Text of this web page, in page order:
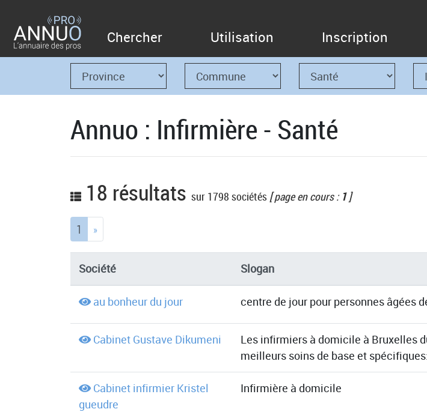
Chercher Utilisation Inscription
Annuo : Infirmière - Santé
18 résultats sur 1798 sociétés [ page en cours : 1]
1 (current)
»
Société Slogan
au bonheur du jour centre de jour pour personnes âgées
Cabinet Gustave Dikumeni
Les infirmiers à domicile à Bruxelles
meilleurs soins de base et
Cabinet infirmier Kristel
gueudre
Infirmière à domicile